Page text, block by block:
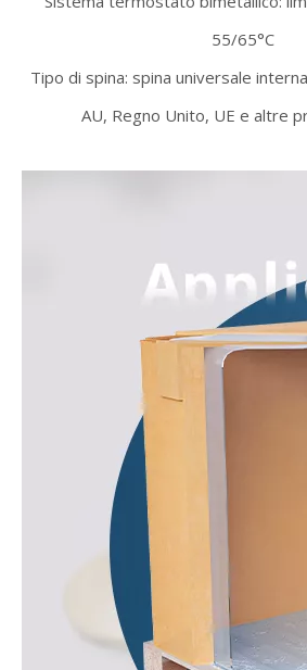
55/65°C
Tipo di spina: spina universale
AU, Regno Unito, UE e altre